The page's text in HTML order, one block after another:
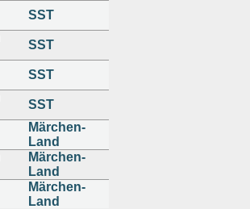
SST
SST
SST
SST
Märchen-
Land
Märchen-
Land
Märchen-
Land